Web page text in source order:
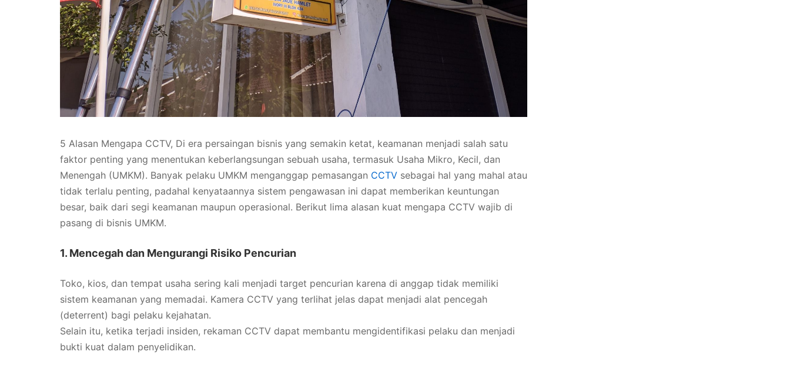
5 Alasan Mengapa CCTV, Di era persaingan bisnis yang semakin ketat, keamanan menjadi salah satu
faktor penting yang menentukan keberlangsungan sebuah usaha, termasuk Usaha Mikro, Kecil, dan
Menengah (UMKM). Banyak pelaku UMKM menganggap pemasangan CCTV sebagai hal yang mahal atau
tidak terlalu penting, padahal kenyataannya sistem pengawasan ini dapat memberikan keuntungan
besar, baik dari segi keamanan maupun operasional. Berikut lima alasan kuat mengapa CCTV wajib di
pasang di bisnis UMKM.
1. Mencegah dan Mengurangi Risiko Pencurian
Toko, kios, dan tempat usaha sering kali menjadi target pencurian karena di anggap tidak memiliki
sistem keamanan yang memadai. Kamera CCTV yang terlihat jelas dapat menjadi alat pencegah
(deterrent) bagi pelaku kejahatan.
Selain itu, ketika terjadi insiden, rekaman CCTV dapat membantu mengidentifikasi pelaku dan menjadi
bukti kuat dalam penyelidikan.